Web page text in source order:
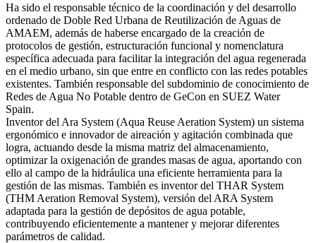
Ha sido el responsable técnico de la coordinación y del desarrollo
ordenado de Doble Red Urbana de Reutilización de Aguas de
AMAEM, además de haberse encargado de la creación de
protocolos de gestión, estructuración funcional y nomenclatura
específica adecuada para facilitar la integración del agua regenerada
en el medio urbano, sin que entre en conflicto con las redes potables
existentes. También responsable del subdominio de conocimiento de
Redes de Agua No Potable dentro de GeCon en SUEZ Water
Spain.
Inventor del Ara System (Aqua Reuse Aeration System) un sistema
ergonómico e innovador de aireación y agitación combinada que
logra, actuando desde la misma matriz del almacenamiento,
optimizar la oxigenación de grandes masas de agua, aportando con
ello al campo de la hidráulica una eficiente herramienta para la
gestión de las mismas. También es inventor del THAR System
(THM Aeration Removal System), versión del ARA System
adaptada para la gestión de depósitos de agua potable,
contribuyendo eficientemente a mantener y mejorar diferentes
parámetros de calidad.